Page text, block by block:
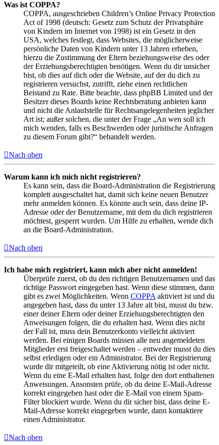
Was ist COPPA?
COPPA, ausgeschrieben Children’s Online Privacy Protection
Act of 1998 (deutsch: Gesetz zum Schutz der Privatsphäre
von Kindern im Internet von 1998) ist ein Gesetz in den
USA, welches festlegt, dass Websites, die möglicherweise
persönliche Daten von Kindern unter 13 Jahren erheben,
hierzu die Zustimmung der Eltern beziehungsweise des oder
der Erziehungsberechtigten benötigen. Wenn du dir unsicher
bist, ob dies auf dich oder die Website, auf der du dich zu
registrieren versuchst, zutrifft, ziehe einen rechtlichen
Beistand zu Rate. Bitte beachte, dass phpBB Limited und der
Besitzer dieses Boards keine Rechtsberatung anbieten kann
und nicht die Anlaufstelle für Rechtsangelegenheiten jeglicher
Art ist; außer solchen, die unter der Frage „An wen soll ich
mich wenden, falls es Beschwerden oder juristische Anfragen
zu diesem Forum gibt?“ behandelt werden.
Nach oben
Warum kann ich mich nicht registrieren?
Es kann sein, dass die Board-Administration die Registrierung
komplett ausgeschaltet hat, damit sich keine neuen Benutzer
mehr anmelden können. Es könnte auch sein, dass deine IP-
Adresse oder der Benutzername, mit dem du dich registrieren
möchtest, gesperrt wurden. Um Hilfe zu erhalten, wende dich
an die Board-Administration.
Nach oben
Ich habe mich registriert, kann mich aber nicht anmelden!
Überprüfe zuerst, ob du den richtigen Benutzernamen und das
richtige Passwort eingegeben hast. Wenn diese stimmen, dann
gibt es zwei Möglichkeiten. Wenn COPPA aktiviert ist und du
angegeben hast, dass du unter 13 Jahre alt bist, musst du bzw.
einer deiner Eltern oder deiner Erziehungsberechtigten den
Anweisungen folgen, die du erhalten hast. Wenn dies nicht
der Fall ist, muss dein Benutzerkonto vielleicht aktiviert
werden. Bei einigen Boards müssen alle neu angemeldeten
Mitglieder erst freigeschaltet werden – entweder musst du dies
selbst erledigen oder ein Administrator. Bei der Registrierung
wurde dir mitgeteilt, ob eine Aktivierung nötig ist oder nicht.
Wenn du eine E-Mail erhalten hast, folge den dort enthaltenen
Anweisungen. Ansonsten prüfe, ob du deine E-Mail-Adresse
korrekt eingegeben hast oder die E-Mail von einem Spam-
Filter blockiert wurde. Wenn du dir sicher bist, dass deine E-
Mail-Adresse korrekt eingegeben wurde, dann kontaktiere
einen Administrator.
Nach oben